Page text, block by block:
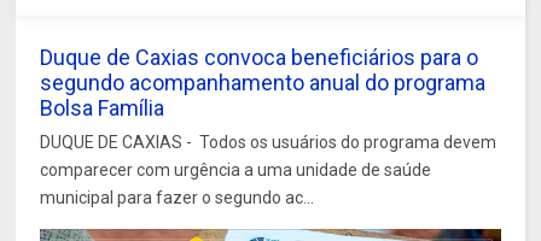
Duque de Caxias convoca beneficiários para o
segundo acompanhamento anual do programa
Bolsa Família
DUQUE DE CAXIAS - Todos os usuários do programa devem
comparecer com urgência a uma unidade de saúde
municipal para fazer o segundo ac...